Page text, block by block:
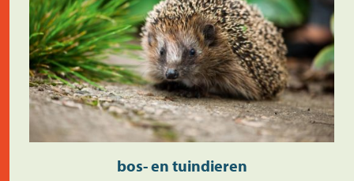
bos- en tuindieren